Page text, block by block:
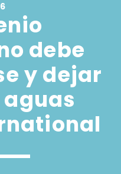
debe
y dejar